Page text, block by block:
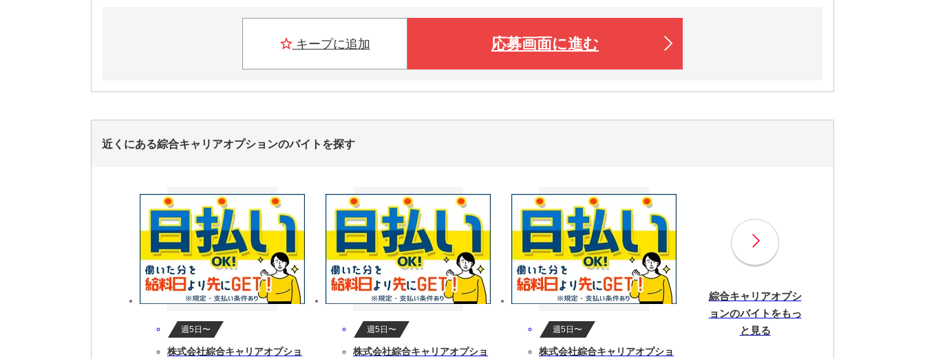
キープに追加 応募画面に進む
近くにある綜合キャリアオプションのバイトを探す
週5日〜
株式会社綜合キャリアオプショ
週5日〜
株式会社綜合キャリアオプショ
週5日〜
株式会社綜合キャリアオプショ
綜合キャリアオプシ
ョンのバイトをもっ
と見る